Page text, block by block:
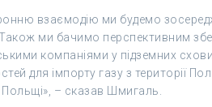
взаємодію ми будемо
Також ми бачимо перспективним
компаніями у підземних
для імпорту газу з території
Польщі», – сказав Шмигаль.